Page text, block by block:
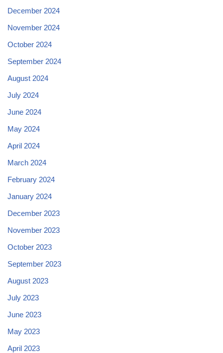
December 2024
November 2024
October 2024
September 2024
August 2024
July 2024
June 2024
May 2024
April 2024
March 2024
February 2024
January 2024
December 2023
November 2023
October 2023
September 2023
August 2023
July 2023
June 2023
May 2023
April 2023